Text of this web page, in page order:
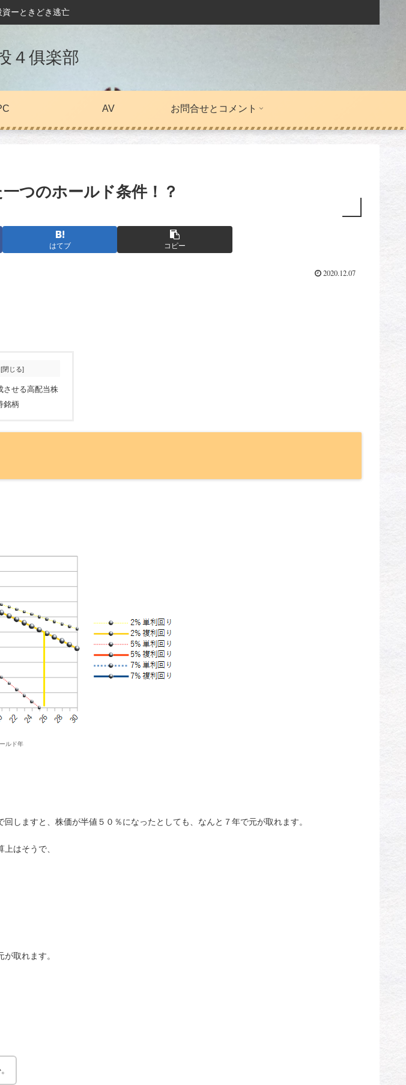
ーときどき逃亡
４俱楽部
AV お問合せとコメント
つのホールド条件！？
はてブ コピー
2020.12.07
させる高配当株
銘柄
ルド年
しますと、株価が半値５０％になったとしても、なんと７年で元が取れます。
はそうで、
取れます。